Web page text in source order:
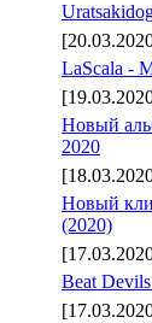
LaScala -
Новый
2020
Новый
(2020)
Beat